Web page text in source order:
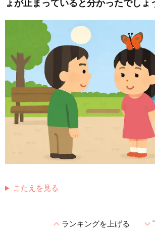
ょが止まっていると分かったでしょ
こたえを見る
expand_lessランキングを上げる expand_more